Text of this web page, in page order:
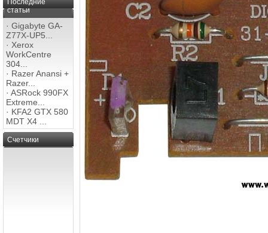
Последние
статьи
· Gigabyte GA-
Z77X-UP5...
· Xerox
WorkCentre
304...
· Razer Anansi +
Razer...
· ASRock 990FX
Extreme...
· KFA2 GTX 580
MDT X4 ...
Счетчики